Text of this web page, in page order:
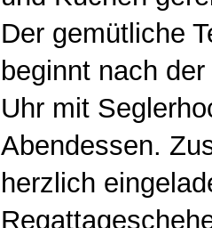
Der gemütliche
beginnt nach
Uhr mit
Abendessen.
herzlich